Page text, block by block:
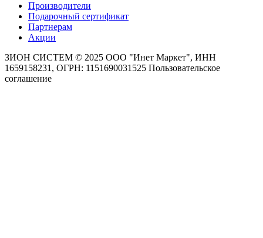
Производители
Подарочный сертификат
Партнерам
Акции
ЗИОН СИСТЕМ © 2025 ООО "Инет Маркет", ИНН
1659158231, ОГРН: 1151690031525 Пользовательское
соглашение